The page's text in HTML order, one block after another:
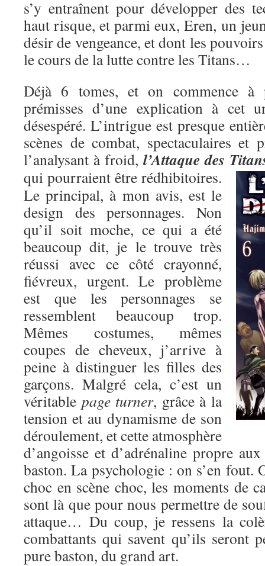
s’y entraînent pour développer des
haut risque, et parmi eux, Eren, un
désir de vengeance, et dont les
le cours de la lutte contre les Titans…
Déjà 6 tomes, et on commence à
prémisses d’une explication à cet
désespéré. L’intrigue est presque
scènes de combat, spectaculaires et
l’analysant à froid, l’Attaque des
qui pourraient être rédhibitoires.
Le principal, à mon avis, est le
design des personnages. Non
qu’il soit moche, ce qui a été
beaucoup dit, je le trouve très
réussi avec ce côté crayonné,
fiévreux, urgent. Le problème
est que les personnages se
ressemblent beaucoup trop.
Mêmes costumes, mêmes
coupes de cheveux, j’arrive à
peine à distinguer les filles des
garçons. Malgré cela, c’est un
véritable page turner, grâce à la
tension et au dynamisme de son
déroulement, et cette atmosphère
d’angoisse et d’adrénaline propre
baston. La psychologie : on s’en fout.
choc en scène choc, les moments de
sont là que pour nous permettre de
attaque… Du coup, je ressens la
combattants qui savent qu’ils seront
pure baston, du grand art.